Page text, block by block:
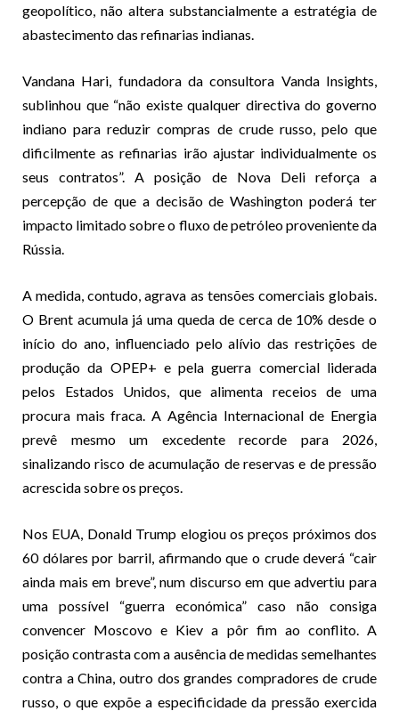
geopolítico, não altera substancialmente a estratégia de
abastecimento das refinarias indianas.
Vandana Hari, fundadora da consultora Vanda Insights,
sublinhou que “não existe qualquer directiva do governo
indiano para reduzir compras de crude russo, pelo que
dificilmente as refinarias irão ajustar individualmente os
seus contratos”. A posição de Nova Deli reforça a
percepção de que a decisão de Washington poderá ter
impacto limitado sobre o fluxo de petróleo proveniente da
Rússia.
A medida, contudo, agrava as tensões comerciais globais.
O Brent acumula já uma queda de cerca de 10% desde o
início do ano, influenciado pelo alívio das restrições de
produção da OPEP+ e pela guerra comercial liderada
pelos Estados Unidos, que alimenta receios de uma
procura mais fraca. A Agência Internacional de Energia
prevê mesmo um excedente recorde para 2026,
sinalizando risco de acumulação de reservas e de pressão
acrescida sobre os preços.
Nos EUA, Donald Trump elogiou os preços próximos dos
60 dólares por barril, afirmando que o crude deverá “cair
ainda mais em breve”, num discurso em que advertiu para
uma possível “guerra económica” caso não consiga
convencer Moscovo e Kiev a pôr fim ao conflito. A
posição contrasta com a ausência de medidas semelhantes
contra a China, outro dos grandes compradores de crude
russo, o que expõe a especificidade da pressão exercida